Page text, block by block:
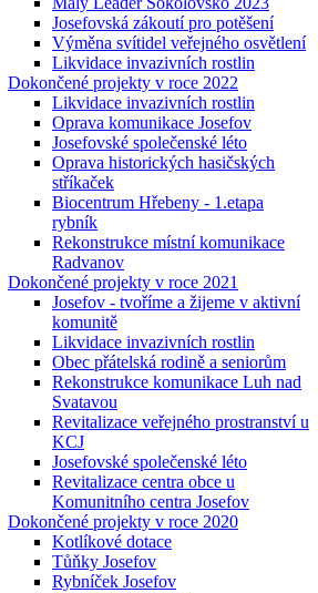
Josefovská zákoutí pro potěšení
Výměna svítidel veřejného osvětlení
Likvidace invazivních rostlin
Dokončené projekty v roce 2022
Likvidace invazivních rostlin
Oprava komunikace Josefov
Josefovské společenské léto
Oprava historických hasičských
stříkaček
Biocentrum Hřebeny - 1.etapa
rybník
Rekonstrukce místní komunikace
Radvanov
Dokončené projekty v roce 2021
Josefov - tvoříme a žijeme v aktivní
komunitě
Likvidace invazivních rostlin
Obec přátelská rodině a seniorům
Rekonstrukce komunikace Luh nad
Svatavou
Revitalizace veřejného prostranství u
KCJ
Josefovské společenské léto
Revitalizace centra obce u
Komunitního centra Josefov
Dokončené projekty v roce 2020
Kotlíkové dotace
Tůňky Josefov
Rybníček Josefov